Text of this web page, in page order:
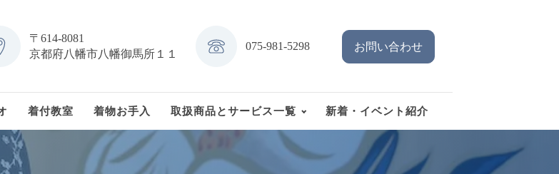
〒614-8081
京都府八幡市八幡御馬所１１
075-981-5298 お問い合わせ
着付教室 着物お手入 取扱商品とサービス一覧 新着・イベント紹介